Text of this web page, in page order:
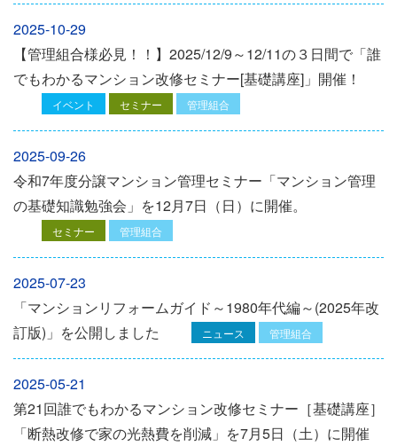
2025-10-29
【管理組合様必見！！】2025/12/9～12/11の３日間で「誰
でもわかるマンション改修セミナー[基礎講座]」開催！
イベント セミナー 管理組合
2025-09-26
令和7年度分譲マンション管理セミナー「マンション管理
の基礎知識勉強会」を12⽉7⽇（⽇）に開催。
セミナー 管理組合
2025-07-23
「マンションリフォームガイド～1980年代編～(2025年改
訂版)」を公開しました
ニュース 管理組合
2025-05-21
第21回誰でもわかるマンション改修セミナー［基礎講座］
「断熱改修で家の光熱費を削減」を7月5日（土）に開催